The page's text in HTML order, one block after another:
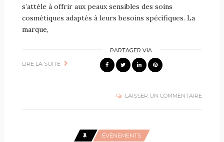
s’attèle à offrir aux peaux sensibles des soins
cosmétiques adaptés à leurs besoins spécifiques. La
marque,
LIRE LA SUITE
PARTAGER VIA
LAISSER UN COMMENTAIRE
ÉVÉNEMENTS